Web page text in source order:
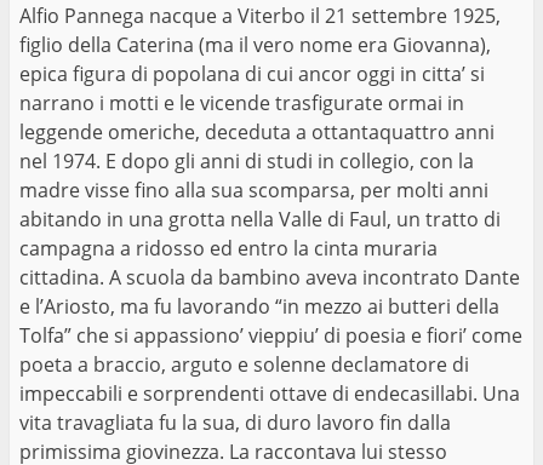
Alfio Pannega nacque a Viterbo il 21 settembre 1925,
figlio della Caterina (ma il vero nome era Giovanna),
epica figura di popolana di cui ancor oggi in citta’ si
narrano i motti e le vicende trasfigurate ormai in
leggende omeriche, deceduta a ottantaquattro anni
nel 1974. E dopo gli anni di studi in collegio, con la
madre visse fino alla sua scomparsa, per molti anni
abitando in una grotta nella Valle di Faul, un tratto di
campagna a ridosso ed entro la cinta muraria
cittadina. A scuola da bambino aveva incontrato Dante
e l’Ariosto, ma fu lavorando “in mezzo ai butteri della
Tolfa” che si appassiono’ vieppiu’ di poesia e fiori’ come
poeta a braccio, arguto e solenne declamatore di
impeccabili e sorprendenti ottave di endecasillabi. Una
vita travagliata fu la sua, di duro lavoro fin dalla
primissima giovinezza. La raccontava lui stesso